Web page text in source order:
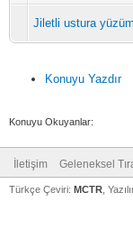
Jiletli ustura
Konuyu Yazdır
Konuyu Okuyanlar:
İletişim Geleneksel
Türkçe Çeviri: MCTR ,